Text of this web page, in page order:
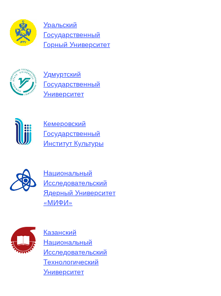
Уральский
Государственный
Горный Университет
Удмуртский
Государственный
Университет
Кемеровский
Государственный
Институт Культуры
Национальный
Исследовательский
Ядерный Университет
«МИФИ»
Казанский
Национальный
Исследовательский
Технологический
Университет